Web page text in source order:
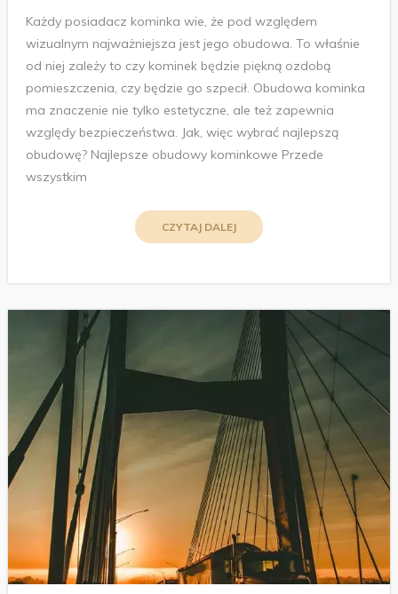
Każdy posiadacz kominka wie, że pod względem
wizualnym najważniejsza jest jego obudowa. To właśnie
od niej zależy to czy kominek będzie piękną ozdobą
pomieszczenia, czy będzie go szpecił. Obudowa kominka
ma znaczenie nie tylko estetyczne, ale też zapewnia
względy bezpieczeństwa. Jak, więc wybrać najlepszą
obudowę? Najlepsze obudowy kominkowe Przede
wszystkim
CZYTAJ DALEJ